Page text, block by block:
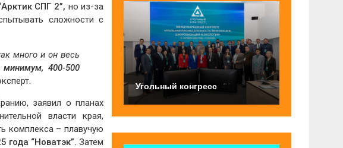
СПГ 2”, но из-за
сложности с
много и он весь
минимум, 400-500
заявил о планах
власти края,
комплекса – плавучую
года “Новатэк”. Затем
Угольный конгресс